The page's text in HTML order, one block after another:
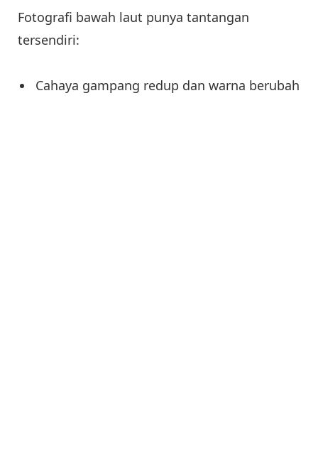
Fotografi bawah laut punya tantangan
tersendiri:
Cahaya gampang redup dan warna berubah